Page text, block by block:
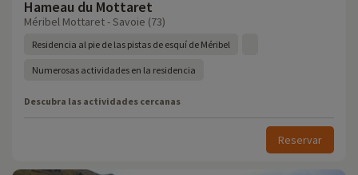
Hameau du Mottaret
Méribel Mottaret - Savoie (73)
Residencia al pie de las pistas de esquí de Méribel
Numerosas actividades en la residencia
Descubra las actividades cercanas
Reservar